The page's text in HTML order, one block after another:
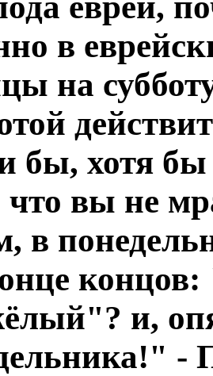
в
на
бы, хотя бы
вы не
в
концов:
и,
-